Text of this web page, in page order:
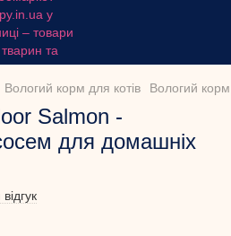
Вологий корм для котів Вологий
Salmon -
для домашніх